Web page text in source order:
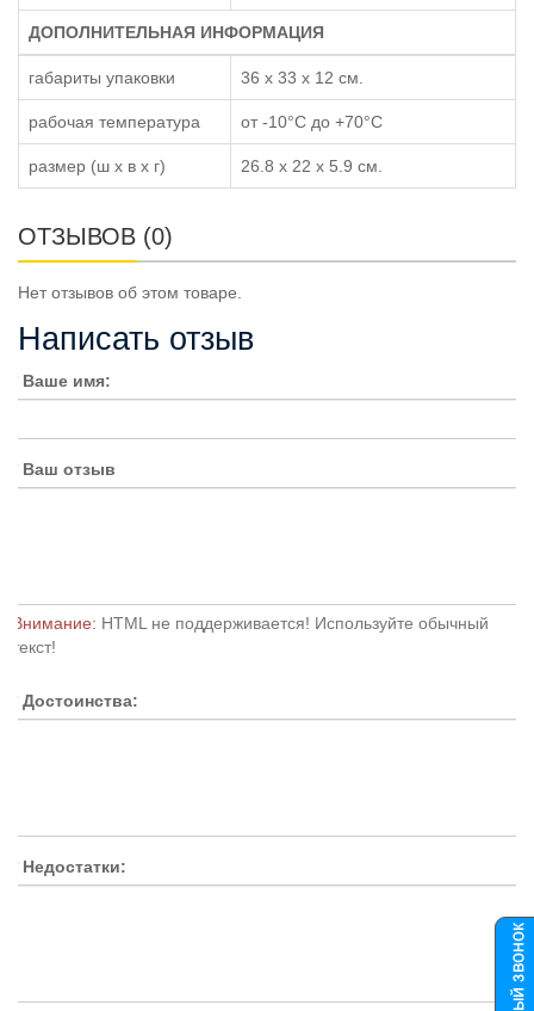
ДОПОЛНИТЕЛЬНАЯ ИНФОРМАЦИЯ
габариты упаковки 36 x 33 x 12 см.
рабочая температура от -10°C до +70°C
размер (ш x в x г) 26.8 x 22 x 5.9 см.
ОТЗЫВОВ (0)
Нет отзывов об этом товаре.
Написать отзыв
Ваше имя:
Ваш отзыв
Внимание: HTML не поддерживается! Используйте обычный
текст!
Достоинства:
Недостатки: